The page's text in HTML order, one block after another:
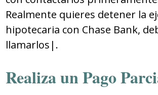
Realmente quieres detener la
hipotecaria con Chase Bank,
llamarlos|.
Realiza un Pago